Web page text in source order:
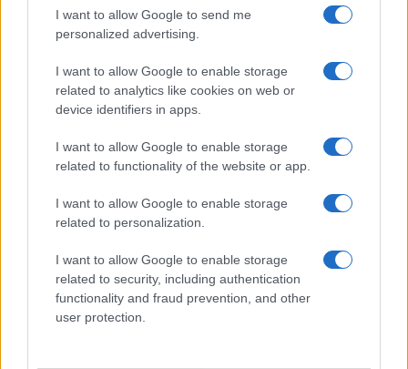
I want to allow Google to send me
personalized advertising.
I want to allow Google to enable storage
related to analytics like cookies on web or
device identifiers in apps.
I want to allow Google to enable storage
related to functionality of the website or app.
I want to allow Google to enable storage
related to personalization.
I want to allow Google to enable storage
related to security, including authentication
functionality and fraud prevention, and other
user protection.
più forti
Il conflitto in Medio Oriente si intensifica, con
Stati Uniti e Israele continuano a colpire
infrastrutture militari iraniane, mentre l’Iran
risponde con droni e missili verso basi militari e
infrastrutture dei Paesi del Golfo. La situazione
resta delicata, coinvolgendo anche organizzazioni
internazionali e missioni navali volte a garantire la
sicurezza delle rotte commerciali, come quella
nello Stretto di Hormuz, fondamentale per il